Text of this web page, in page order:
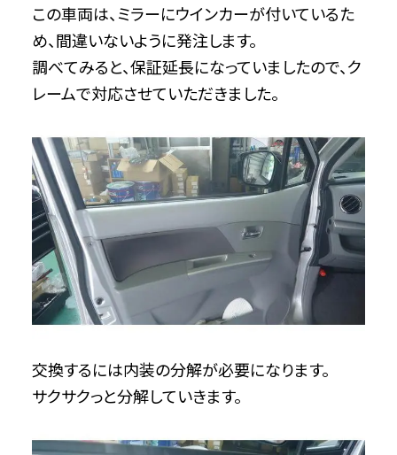
この車両は、ミラーにウインカーが付いているた
め、間違いないように発注します。
調べてみると、保証延長になっていましたので、ク
レームで対応させていただきました。
交換するには内装の分解が必要になります。
サクサクっと分解していきます。